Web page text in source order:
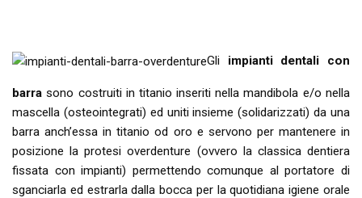
Gli impianti dentali con
barra sono costruiti in titanio inseriti nella mandibola e/o nella
mascella (osteointegrati) ed uniti insieme (solidarizzati) da una
barra anch’essa in titanio od oro e servono per mantenere in
posizione la protesi overdenture (ovvero la classica dentiera
fissata con impianti) permettendo comunque al portatore di
sganciarla ed estrarla dalla bocca per la quotidiana igiene orale